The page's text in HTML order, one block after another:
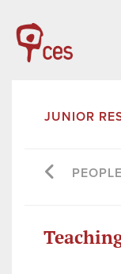
JUNIOR
PEOPLE